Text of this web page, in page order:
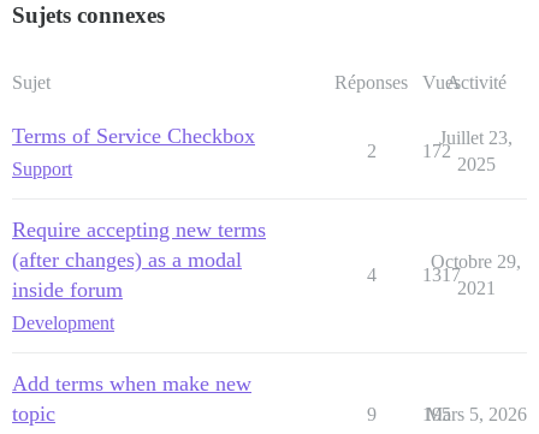
Sujets connexes
Sujet Réponses VuesActivité
Terms of Service Checkbox
Support
2 172
Juillet 23,
2025
Require accepting new terms
(after changes) as a modal
inside forum
Development
4 1317
Octobre 29,
2021
Add terms when make new
topic
9 195
Mars 5, 2026